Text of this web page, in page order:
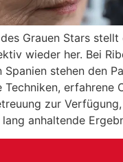
Grauen Stars
wieder her. Bei
Spanien stehen den
erfahrene
zur
lang anhaltende